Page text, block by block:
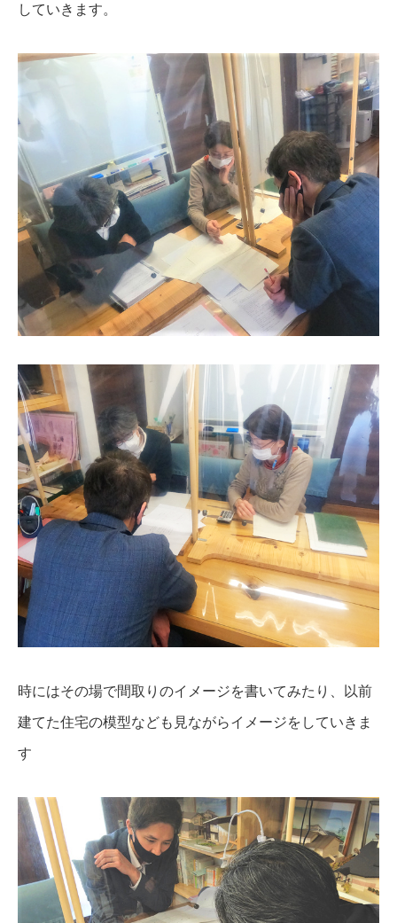
していきます。
時にはその場で間取りのイメージを書いてみたり、以前
建てた住宅の模型なども見ながらイメージをしていきま
す